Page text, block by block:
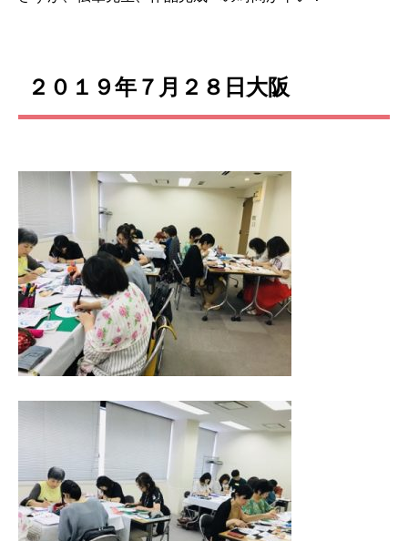
２０１９年７月２８日大阪